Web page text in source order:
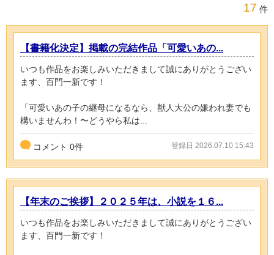
17 件
【書籍化決定】掲載の完結作品「可愛いあの...
いつも作品をお楽しみいただきまして誠にありがとうござい
ます、百門一新です！
「可愛いあの子の継母になるなら、獣人大公の嫌われ妻でも
構いませんわ！〜どうやら私は...
コメント 0件 登録日 2026.07.10 15:43
【年末のご挨拶】２０２５年は、小説を１６...
いつも作品をお楽しみいただきまして誠にありがとうござい
ます、百門一新です！